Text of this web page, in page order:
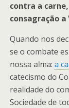
contra a
consagração
Quando nos
se o combate
nossa alma: a
catecismo do
realidade do
Sociedade de